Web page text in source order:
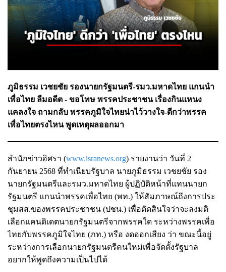
ภูมิธรรม เวชยชัย รองนายกรัฐมนตรี-รมว.มหาดไทย แกนนำ
เพื่อไทย ลืมอดีต - ขอโทษ พรรคประชาชน เรื่องกินแหนง
แคลงใจ ถามกลับ พรรคภูมิใจไทยน่าไว้วางใจ-ดีกว่าพรรค
เพื่อไทยตรงไหน พูดเหตุผลออกมา
สำนักข่าวอิศรา (www.isranews.org) รายงานว่า วันที่ 2
กันยายน 2568 ที่ทำเนียบรัฐบาล นายภูมิธรรม เวชยชัย รอง
นายกรัฐมนตรีและรมว.มหาดไทย ผู้ปฏิบัติหน้าที่แทนนายก
รัฐมนตรี แกนนำพรรคเพื่อไทย (พท.) ให้สัมภาษณ์ถึงการประ
ชุมสส.ของพรรคประชาชน (ปชน.) เพื่อตัดสินใจว่าจะลงมติ
เลือกแคนดิเดตนายกรัฐมนตรีจากพรรคใด ระหว่างพรรคเพื่อ
ไทยกับพรรคภูมิใจไทย (ภท.) หรือ งดออกเสียง ว่า ขณะนี้อยู่
ระหว่างการเลือกนายกรัฐมนตรีคนใหม่เพื่อจัดตั้งรัฐบาล
อยากให้พูดถึงความเป็นไปได้